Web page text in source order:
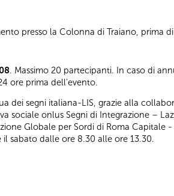
presso la Colonna di Traiano, prima
. Massimo 20 partecipanti. In caso di
ore prima dell'evento.
dei segni italiana-LIS, grazie alla
sociale onlus Segni di Integrazione –
Globale per Sordi di Roma Capitale
sabato dalle ore 8.30 alle ore 13.30.